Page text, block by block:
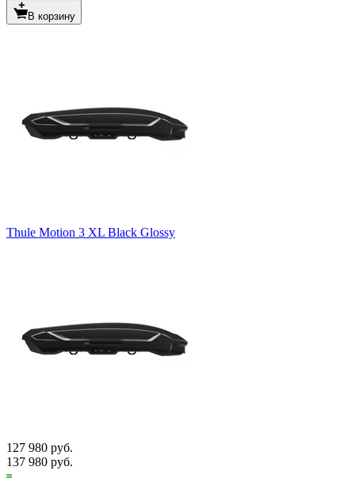
В корзину
Thule Motion 3 XL Black Glossy
127 980 руб.
137 980 руб.